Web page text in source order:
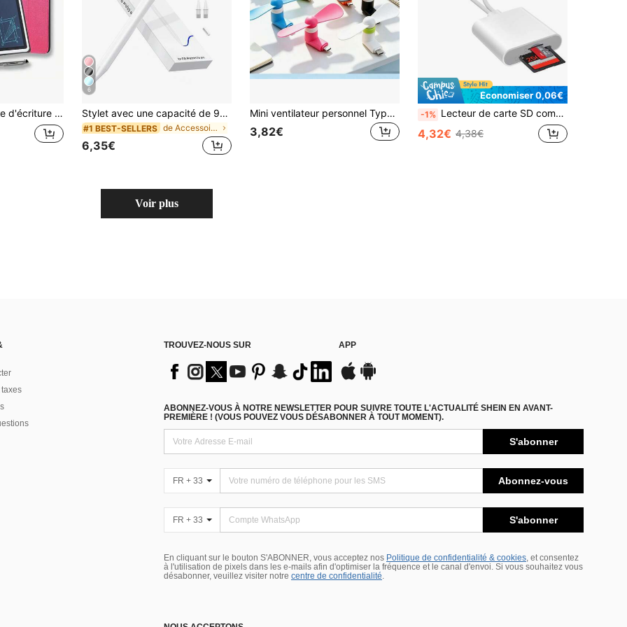
dessiner et créer des œuvres d'art numériques – Un excellent bloc-notes pour la maison, l'école, le bureau et autres environnements.
6
Stylet avec une capacité de 90 mAh, doté de fonctionnalités anti-erreur de contact et de détection d'inclinaison, compatible avec l'iPad 10 (10,9 pouces, 2022), l'iPad Air 4/5/6/M4, l'iPad A16 (11 pouces, 2025), l'iPad Air 11/13 pouces (M3/M2), l'iPad Pro 11/12,9 pouces - Blanc
#1 BEST-SELLERS de Accessoires informatiques
6,35€
Mini ventilateur personnel Type-C à brancher, ventilateur de refroidissement portable à main et de bureau avec clip, petit ventilateur ultra-silencieux compatible avec les appareils mobiles Type-C, batteries externes, ordinateurs portables et chargeurs, refroidisseur léger à faible bruit convenant pour le bureau, le dortoir, les voyages, le camping et les activités de plein air, ventilateur cadeau compact parfait
3,82€
Économiser 0,06€
-1% Lecteur de carte SD compatible avec iPad, avec interfaces double Lightning et USB-C, prend en charge les cartes SD/MicroSD, visionneuse de caméra haute vitesse, plug and play
4,32€ 4,38€
Voir plus
taxes
TROUVEZ-NOUS SUR APP
ABONNEZ-VOUS À NOTRE NEWSLETTER POUR SUIVRE TOUTE L'ACTUALITÉ SHEIN EN AVANT-
PREMIÈRE ! (VOUS POUVEZ VOUS DÉSABONNER À TOUT MOMENT).
S'abonner
FR + 33 Abonnez-vous
FR + 33 S'abonner
En cliquant sur le bouton S'ABONNER, vous acceptez nos Politique de confidentialité & cookies, et consentez
à l'utilisation de pixels dans les e-mails afin d'optimiser la fréquence et le canal d'envoi. Si vous souhaitez vous
désabonner, veuillez visiter notre centre de confidentialité.